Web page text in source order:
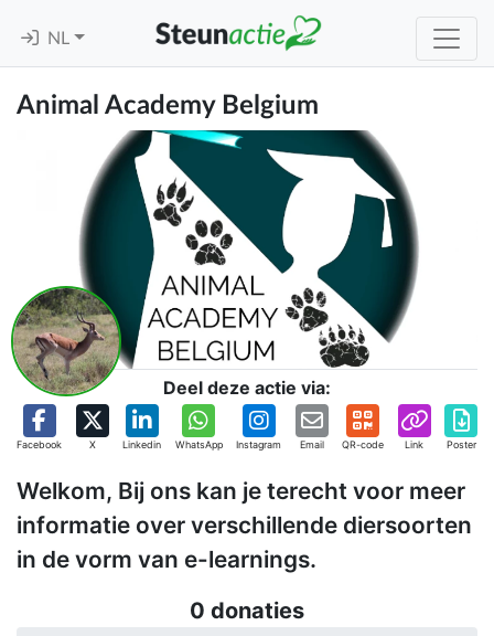
NL
Animal Academy Belgium
Deel deze actie via:
Facebook X Linkedin WhatsApp Instagram Email QR-code Link Poster
Welkom, Bij ons kan je terecht voor meer
informatie over verschillende diersoorten
in de vorm van e-learnings.
0 donaties